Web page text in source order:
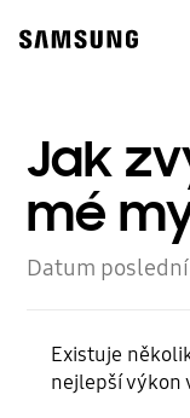
content
Jak
mé
Datum
Existuje
nejlepší výkon